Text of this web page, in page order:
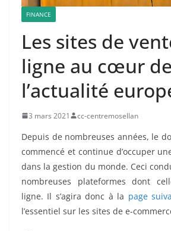
FINANCE
Les sites de
ligne au cœur de
l’actualité
3 mars 2021 cc-centremosellan
Depuis de nombreuses années, le
commencé et continue d’occuper
dans la gestion du monde. Ceci
nombreuses plateformes dont
ligne. Il s’agira donc à la page
l’essentiel sur les sites de e-